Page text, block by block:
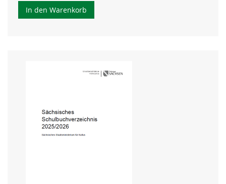
In den Warenkorb